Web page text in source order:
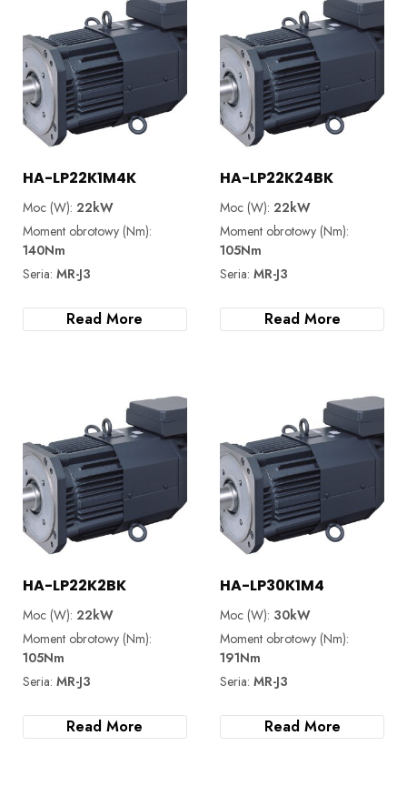
HA-LP22K1M4K
Moc (W): 22kW
Moment obrotowy (Nm):
140Nm
Seria: MR-J3
Read More
HA-LP22K24BK
Moc (W): 22kW
Moment obrotowy (Nm):
105Nm
Seria:MR-J3
Read More
HA-LP22K2BK
Moc (W): 22kW
Moment obrotowy (Nm):
105Nm
Seria: MR-J3
Read More
HA-LP30K1M4
Moc (W): 30kW
Moment obrotowy (Nm):
191Nm
Seria:MR-J3
Read More